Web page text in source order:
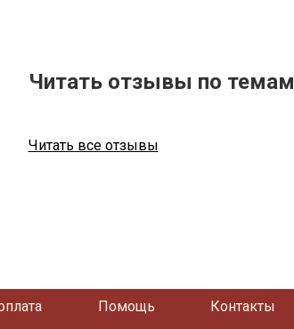
Читать отзывы по темам
Читать все отзывы
Помощь Контакты